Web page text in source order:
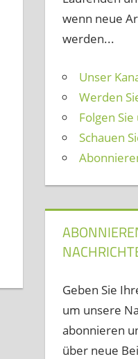
wenn neue
werden...
Unser
Werden
Folgen
Schauen
Geben Sie
um unsere
abonnieren
über neue